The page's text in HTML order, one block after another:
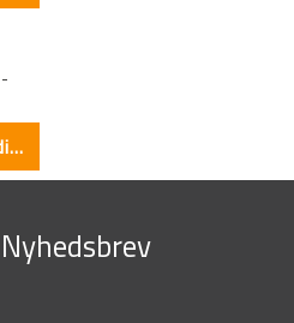
40 m³ overjordisk tank